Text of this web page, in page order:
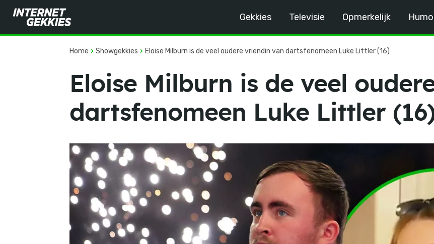
Gekkies Televisie Opmerkelijk
Home Showgekkies Eloise Milburn is de veel oudere vriendin van dartsfenomeen Luke Littler (16)
Eloise Milburn is de veel
dartsfenomeen Luke Littler